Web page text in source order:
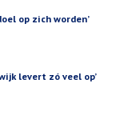
op zich worden’
levert zó veel op’